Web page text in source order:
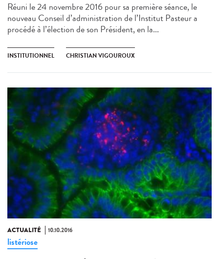
Réuni le 24 novembre 2016 pour sa première séance, le
nouveau Conseil d’administration de l’Institut Pasteur a
procédé à l’élection de son Président, en la...
INSTITUTIONNEL CHRISTIAN VIGOUROUX
ACTUALITÉ 10.10.2016
listériose